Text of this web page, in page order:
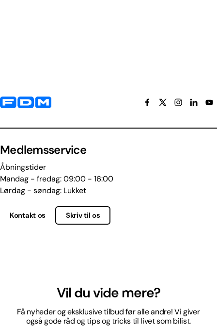
Yderligere information og kontaktoplysninger
Medlemsservice
Åbningstider
Mandag - fredag: 09:00 - 16:00
Lørdag - søndag: Lukket
Kontakt os Skriv til os
Vil du vide mere?
Få nyheder og eksklusive tilbud før alle andre! Vi giver
også gode råd og tips og tricks til livet som bilist.